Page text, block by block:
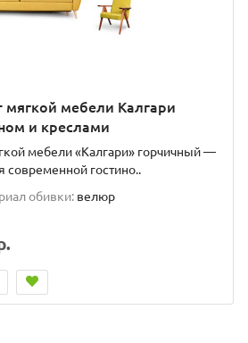
мягкой мебели Калгари
и креслами
мебели «Калгари» горчичный —
современной гостино..
обивки: велюр